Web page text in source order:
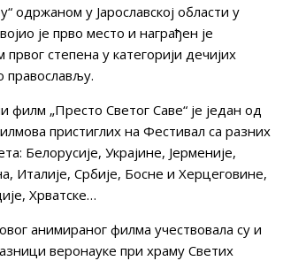
одржаном у Јарославској области у
је прво место и награђен је
првог степена у категорији дечијих
православљу.
филм „Престо Светог Саве“ је један од
пристиглих на Фестивал са разних
Белорусије, Украјине, Јерменије,
Италије, Србије, Босне и Херцеговине,
Хрватске…
анимираног филма учествовала су и
веронауке при храму Светих